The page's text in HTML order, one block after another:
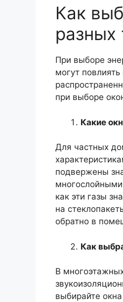
Как
разных
При выборе
могут
при выборе
Какие
Для частных
подвержены
как эти газы
на
обратно в
Как
В
выбирайте